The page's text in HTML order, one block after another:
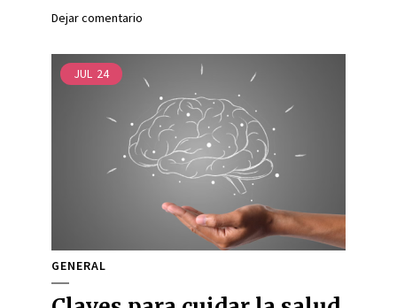
Dejar comentario
JUL 24
GENERAL